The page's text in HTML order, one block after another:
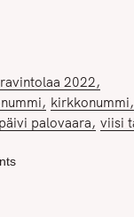
2022
kirkkonummi
päivi palovaara viisi